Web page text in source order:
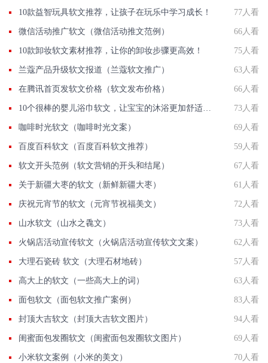
10款益智玩具软文推荐，让孩子在玩乐中学习成长！ 77人看
微信活动推广软文（微信活动推文范例） 66人看
10款卸妆软文素材推荐，让你的卸妆步骤更高效！ 75人看
兰蔻产品升级软文报道（兰蔻软文推广） 63人看
在腾讯首页发软文价格（软文发布价格） 66人看
10个很棒的婴儿浴巾软文，让宝宝的沐浴更加舒适愉快！ 73人看
咖啡时光软文（咖啡时光文案） 69人看
百度百科软文（百度百科软文推荐） 59人看
软文开头范例（软文营销的开头和结尾） 67人看
关于新疆大枣的软文（新鲜新疆大枣） 61人看
庆祝元宵节的软文（元宵节祝福美文） 72人看
山水软文（山水之毳文） 73人看
火锅店活动宣传软文（火锅店活动宣传软文文案） 62人看
大理石瓷砖 软文（大理石材地砖） 57人看
高大上的软文（一些高大上的词） 63人看
面包软文（面包软文推广案例） 83人看
封顶大吉软文（封顶大吉软文图片） 94人看
闺蜜面包发圈软文（闺蜜面包发圈软文图片） 69人看
小米软文案例（小米的美文） 70人看